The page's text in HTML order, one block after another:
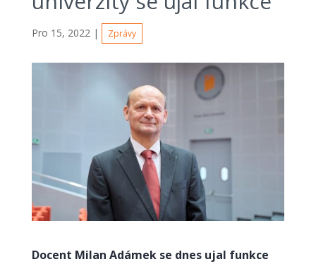
Pro 15, 2022| Zprávy
Docent Milan Adámek se dnes ujal funkce